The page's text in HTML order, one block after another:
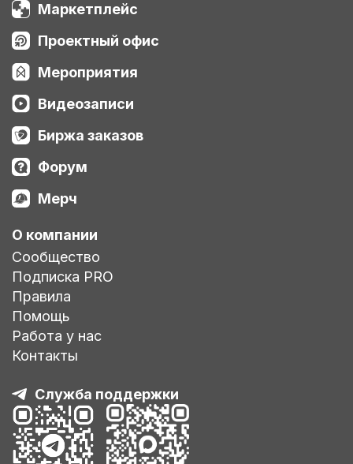
Маркетплейс
Проектный офис
Мероприятия
Видеозаписи
Биржа заказов
Форум
Мерч
О компании
Сообщество
Подписка PRO
Правила
Помощь
Работа у нас
Контакты
Служба поддержки